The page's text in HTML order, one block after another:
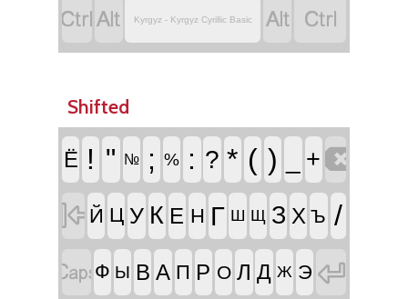
 Kyrgyz - Kyrgyz Cyrillic Basic  
Shifted
Ё ! " № ; % : ? * ( ) +
 Й Ц У К Е Н Г Ш Щ З Х Ъ /
Ф Ы В А П Р О Л Д Ж Э 